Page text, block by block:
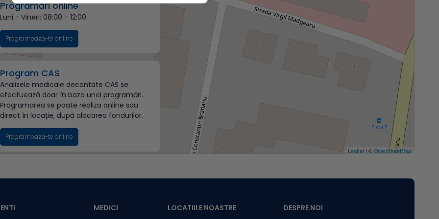
Programări online
Luni - Vineri: 08:00 - 12:00
Programează-te online
Program CAS
Analizele medicale decontate CAS se
efectuează doar în baza unei programări.
Programarea se poate realiza online sau
direct în locație, după alocarea fondurilor.
Programează-te online
Leaflet | ©OpenStreetMap
MEDICI LOCATIILE NOASTRE DESPRE NOI